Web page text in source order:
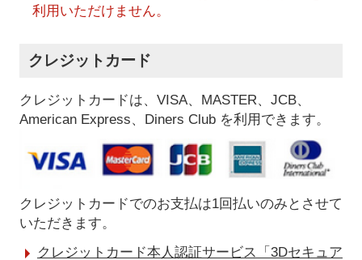
利用いただけません。
クレジットカード
クレジットカードは、VISA、MASTER、JCB、
American Express、Diners Club を利用できます。
クレジットカードでのお支払は1回払いのみとさせて
いただきます。
クレジットカード本人認証サービス「3Dセキュア